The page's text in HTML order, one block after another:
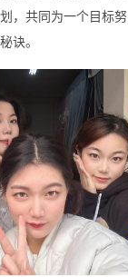
，共同为一个目标
诀。